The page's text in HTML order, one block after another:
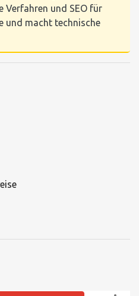
Verfahren und SEO für
und macht technische